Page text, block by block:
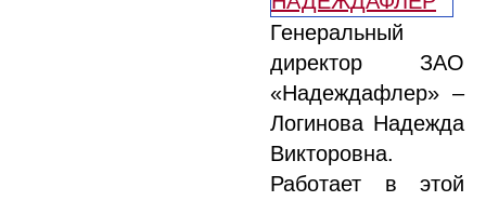
Генеральный
директор ЗАО
«Надеждафлер» –
Логинова Надежда
Викторовна.
Работает в этой